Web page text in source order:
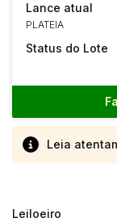
Lance atual
PLATEIA
Status do Lote
Leia
Leiloeiro